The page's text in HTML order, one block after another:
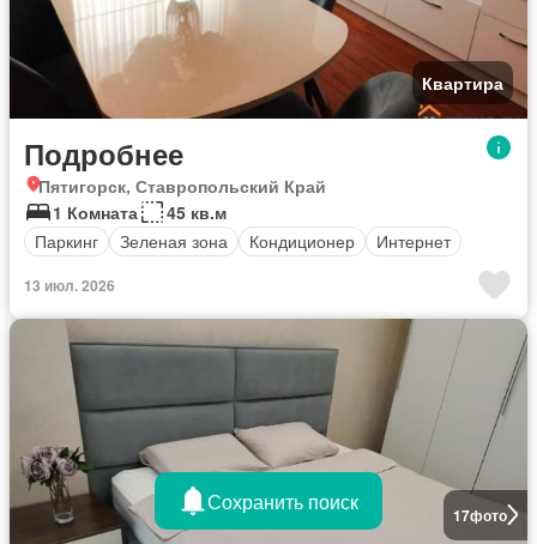
Квартира
Подробнее
Пятигорск, Ставропольский Край
1 Комната
45 кв.м
Паркинг
Зеленая зона Кондиционер Интернет
13 июл. 2026
17фото
Сохранить поиск